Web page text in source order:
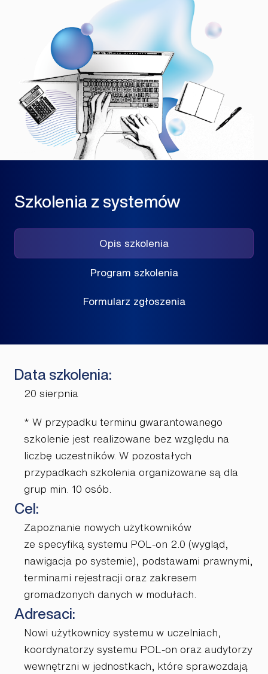
Szkolenia z systemów
Opis szkolenia
Program szkolenia
Formularz zgłoszenia
Data szkolenia:
20 sierpnia
* W przypadku terminu gwarantowanego
szkolenie jest realizowane bez względu na
liczbę uczestników. W pozostałych
przypadkach szkolenia organizowane są dla
grup min. 10 osób.
Cel:
Zapoznanie nowych użytkowników
ze specyfiką systemu POL-on 2.0 (wygląd,
nawigacja po systemie), podstawami prawnymi,
terminami rejestracji oraz zakresem
gromadzonych danych w modułach.
Adresaci:
Nowi użytkownicy systemu w uczelniach,
koordynatorzy systemu POL-on oraz audytorzy
wewnętrzni w jednostkach, które sprawozdają